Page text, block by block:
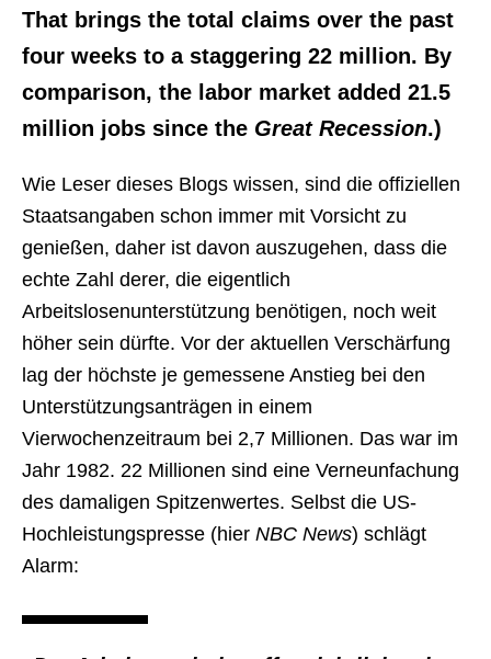
That brings the total claims over the past
four weeks to a staggering 22 million. By
comparison, the labor market added 21.5
million jobs since the Great Recession.)
Wie Leser dieses Blogs wissen, sind die offiziellen
Staatsangaben schon immer mit Vorsicht zu
genießen, daher ist davon auszugehen, dass die
echte Zahl derer, die eigentlich
Arbeitslosenunterstützung benötigen, noch weit
höher sein dürfte. Vor der aktuellen Verschärfung
lag der höchste je gemessene Anstieg bei den
Unterstützungsanträgen in einem
Vierwochenzeitraum bei 2,7 Millionen. Das war im
Jahr 1982. 22 Millionen sind eine Verneunfachung
des damaligen Spitzenwertes. Selbst die US-
Hochleistungspresse (hier NBC News) schlägt
Alarm: